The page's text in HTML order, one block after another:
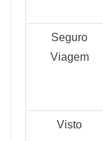
Seguro
Viagem
Visto